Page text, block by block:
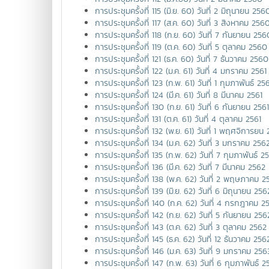
การประชุมครั้งที่ 115 (มิ.ย. 60) วันที่ 2 มิถุนายน
การประชุมครั้งที่ 117 (ส.ค. 60) วันที่ 3 สิงหาคม
การประชุมครั้งที่ 118 (ก.ย. 60) วันที่ 7 กันยายน
การประชุมครั้งที่ 119 (ต.ค. 60) วันที่ 5 ตุลาคม 2560
การประชุมครั้งที่ 121 (ธ.ค. 60) วันที่ 7 ธันวาคม 2560
การประชุมครั้งที่ 122 (ม.ค. 61) วันที่ 4 มกราคม 2561
การประชุมครั้งที่ 123 (ก.พ. 61) วันที่ 1 กุมภาพันธ์
การประชุมครั้งที่ 124 (มี.ค. 61) วันที่ 8 มีนาคม 2561
การประชุมครั้งที่ 130 (ก.ย. 61) วันที่ 6 กันยายน 2561
การประชุมครั้งที่ 131 (ต.ค. 61) วันที่ 4 ตุลาคม 2561
การประชุมครั้งที่ 132 (พ.ย. 61) วันที่ 1 พฤศจิการยน
การประชุมครั้งที่ 134 (ม.ค. 62) วันที่ 3 มกราคม
การประชุมครั้งที่ 135 (ก.พ. 62) วันที่ 7 กุมภาพันธ์
การประชุมครั้งที่ 136 (มี.ค. 62) วันที่ 7 มีนาคม 2562
การประชุมครั้งที่ 138 (พ.ค. 62) วันที่ 2 พฤษภาคม
การประชุมครั้งที่ 139 (มิ.ย. 62) วันที่ 6 มิถุนายน
การประชุมครั้งที่ 140 (ก.ค. 62) วันที่ 4 กรกฎาคม
การประชุมครั้งที่ 142 (ก.ย. 62) วันที่ 5 กันยายน
การประชุมครั้งที่ 143 (ต.ค. 62) วันที่ 3 ตุลาคม 2562
การประชุมครั้งที่ 145 (ธ.ค. 62) วันที่ 12 ธันวาคม
การประชุมครั้งที่ 146 (ม.ค. 63) วันที่ 9 มกราคม
การประชุมครั้งที่ 147 (ก.พ. 63) วันที่ 6 กุมภาพันธ์